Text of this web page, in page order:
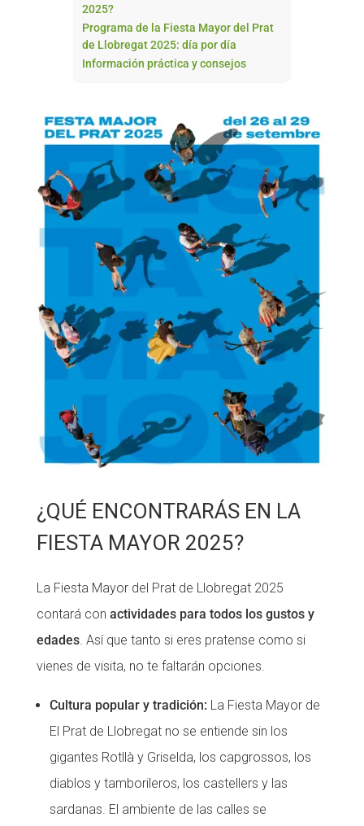
2025?
Programa de la Fiesta Mayor del Prat
de Llobregat 2025: día por día
Información práctica y consejos
¿QUÉ ENCONTRARÁS EN LA
FIESTA MAYOR 2025?
La Fiesta Mayor del Prat de Llobregat 2025
contará con actividades para todos los gustos y
edades. Así que tanto si eres pratense como si
vienes de visita, no te faltarán opciones.
Cultura popular y tradición: La Fiesta Mayor de
El Prat de Llobregat no se entiende sin los
gigantes Rotllà y Griselda, los capgrossos, los
diablos y tamborileros, los castellers y las
sardanas. El ambiente de las calles se
Fes un donatiu
Treballa amb nosaltres
Fes un donatiu
Treballa amb nosaltres